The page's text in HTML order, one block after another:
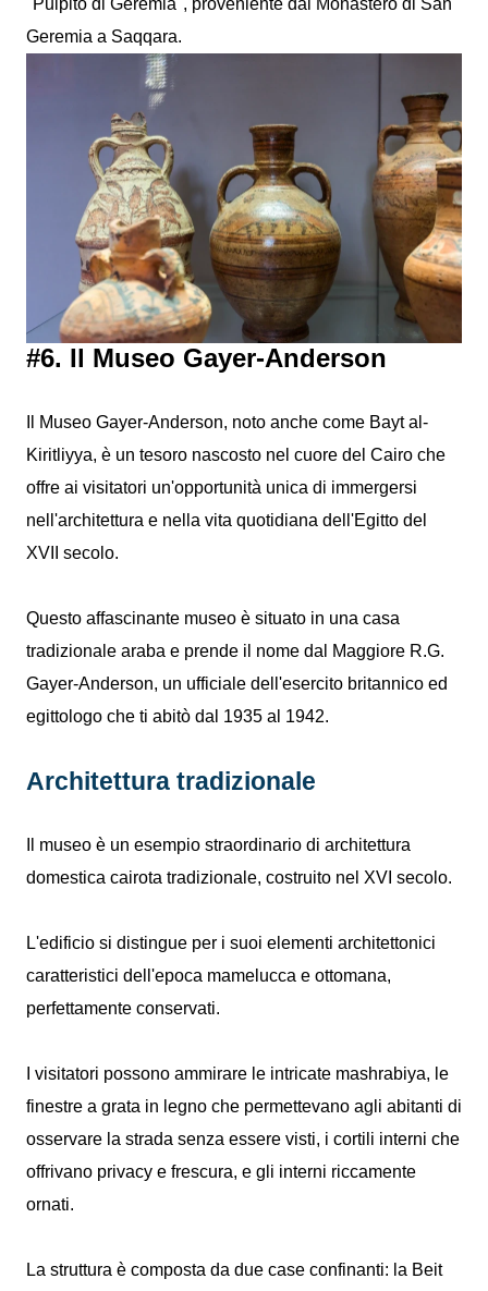
Geremia a Saqqara.
#6. Il Museo Gayer-Anderson
Il Museo Gayer-Anderson, noto anche come Bayt al-
Kiritliyya, è un tesoro nascosto nel cuore del Cairo che
offre ai visitatori un'opportunità unica di immergersi
nell'architettura e nella vita quotidiana dell'Egitto del
XVII secolo.
Questo affascinante museo è situato in una casa
tradizionale araba e prende il nome dal Maggiore R.G.
Gayer-Anderson, un ufficiale dell'esercito britannico ed
egittologo che ti abitò dal 1935 al 1942.
Architettura tradizionale
Il museo è un esempio straordinario di architettura
domestica cairota tradizionale, costruito nel XVI secolo.
L'edificio si distingue per i suoi elementi architettonici
caratteristici dell'epoca mamelucca e ottomana,
perfettamente conservati.
I visitatori possono ammirare le intricate mashrabiya, le
finestre a grata in legno che permettevano agli abitanti di
osservare la strada senza essere visti, i cortili interni che
offrivano privacy e frescura, e gli interni riccamente
ornati.
La struttura è composta da due case confinanti: la Beit